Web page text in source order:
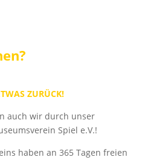
ZURÜCK!
auch wir durch unser
Spiel e.V.!
haben an 365 Tagen freien